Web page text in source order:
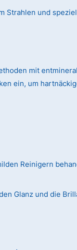
Strahlen und
mit
ein, um
Reinigern
Glanz und die